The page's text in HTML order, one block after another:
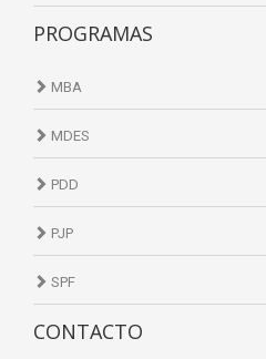
PROGRAMAS
MBA
MDES
PDD
PJP
SPF
CONTACTO